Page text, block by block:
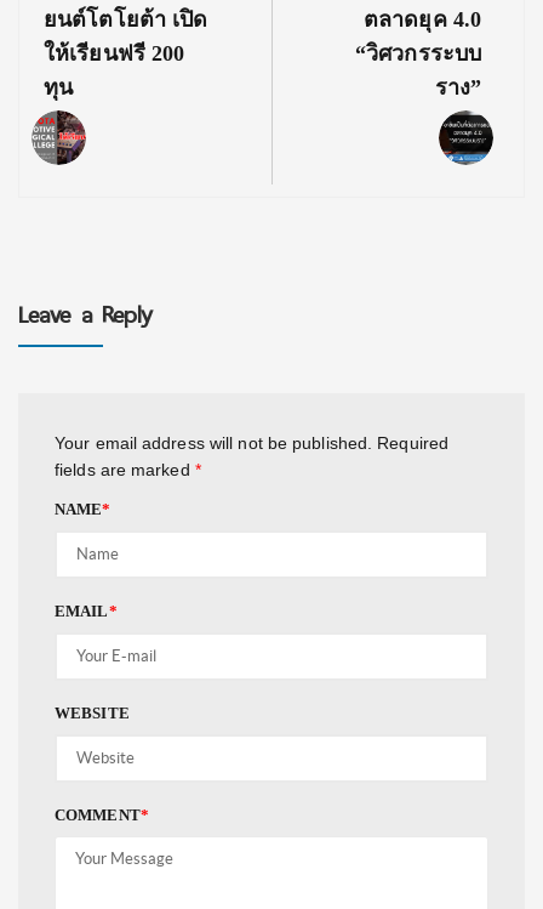
ยนต์โตโยต้า เปิด
ให้เรียนฟรี 200
ทุน
ตลาดยุค 4.0
“วิศวกรระบบ
ราง”
Leave a Reply
Your email address will not be published.
Required
fields are marked *
NAME*
EMAIL*
WEBSITE
COMMENT*